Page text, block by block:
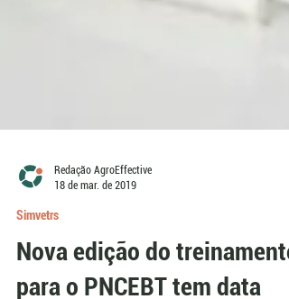
Redação AgroEffective
18 de mar. de 2019
Simvetrs